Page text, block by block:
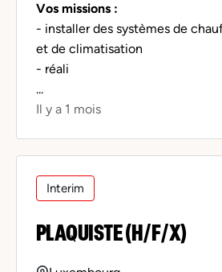
Vos missions :
- installer des systèmes de
et de climatisation
- réali
...
Il y a 1 mois
Interim
PLAQUISTE (H/F/X)